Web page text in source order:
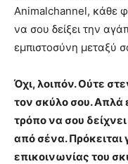
Animalchannel, κάθε
να σου δείξει την
εμπιστοσύνη μεταξύ
Όχι, λοιπόν. Ούτε
τον σκύλο σου. Απλά
τρόπο να σου
από σένα. Πρόκειται
επικοινωνίας του